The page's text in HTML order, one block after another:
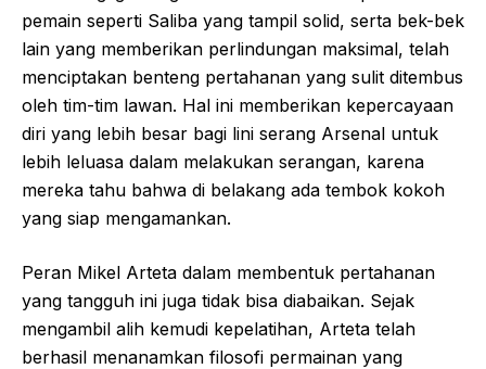
pemain seperti Saliba yang tampil solid, serta bek-bek
lain yang memberikan perlindungan maksimal, telah
menciptakan benteng pertahanan yang sulit ditembus
oleh tim-tim lawan. Hal ini memberikan kepercayaan
diri yang lebih besar bagi lini serang Arsenal untuk
lebih leluasa dalam melakukan serangan, karena
mereka tahu bahwa di belakang ada tembok kokoh
yang siap mengamankan.
Peran Mikel Arteta dalam membentuk pertahanan
yang tangguh ini juga tidak bisa diabaikan. Sejak
mengambil alih kemudi kepelatihan, Arteta telah
berhasil menanamkan filosofi permainan yang